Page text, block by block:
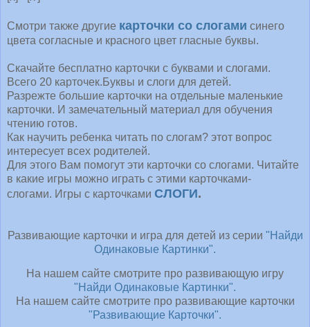
Смотри также другие карточки со слогами синего
цвета согласные и красного цвет гласные буквы.
Скачайте бесплатно карточки с буквами и слогами.
Всего 20 карточек.Буквы и слоги для детей.
Разрежте большие карточки на отдельные маленькие
карточки. И замечательный материал для обучения
чтению готов.
Как научить ребенка читать по слогам? этот вопрос
интересует всех родителей.
Для этого Вам помогут эти карточки со слогами. Читайте
в какие игры можно играть с этими карточками-
слогами. Игры с карточками СЛОГИ.
Развивающие карточки и игра для детей из серии "Найди
Одинаковые Картинки".
На нашем сайте смотрите про развивающую игру
"Найди Одинаковые Картинки".
На нашем сайте смотрите про развивающие карточки
"Развивающие Карточки".